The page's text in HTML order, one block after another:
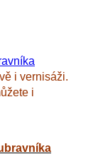
i vernisáži.
i